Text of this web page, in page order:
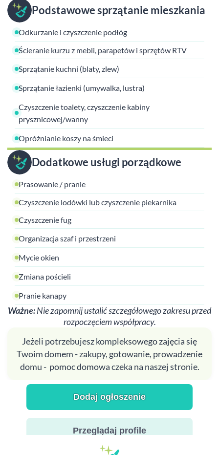
Podstawowe sprzątanie mieszkania
Odkurzanie i czyszczenie podłóg
Ścieranie kurzu z mebli, parapetów i sprzętów RTV
Sprzątanie kuchni (blaty, zlew)
Sprzątanie łazienki (umywalka, lustra)
Czyszczenie toalety, czyszczenie kabiny
prysznicowej/wanny
Opróżnianie koszy na śmieci
Dodatkowe usługi porządkowe
Prasowanie / pranie
Czyszczenie lodówki lub czyszczenie piekarnika
Czyszczenie fug
Organizacja szaf i przestrzeni
Mycie okien
Zmiana pościeli
Pranie kanapy
Ważne:Nie zapomnij ustalić szczegółowego zakresu przed
rozpoczęciem współpracy.
Jeżeli potrzebujesz kompleksowego zajęcia się
Twoim domem - zakupy, gotowanie, prowadzenie
domu - pomoc domowa czeka na naszej stronie.
Dodaj ogłoszenie
Przeglądaj profile